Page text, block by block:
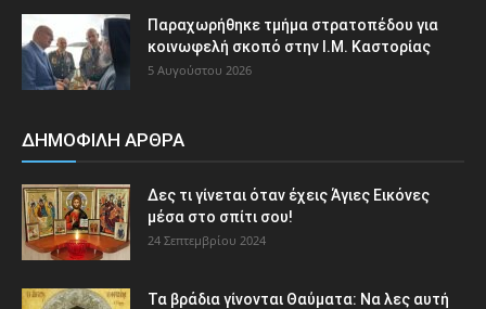
Παραχωρήθηκε τμήμα στρατοπέδου για
κοινωφελή σκοπό στην Ι.Μ. Καστορίας
5 Αυγούστου 2026
ΔΗΜΟΦΙΛΗ ΑΡΘΡΑ
Δες τι γίνεται όταν έχεις Άγιες Εικόνες
μέσα στο σπίτι σου!
24 Σεπτεμβρίου 2024
Τα βράδια γίνονται Θαύματα: Να λες αυτή